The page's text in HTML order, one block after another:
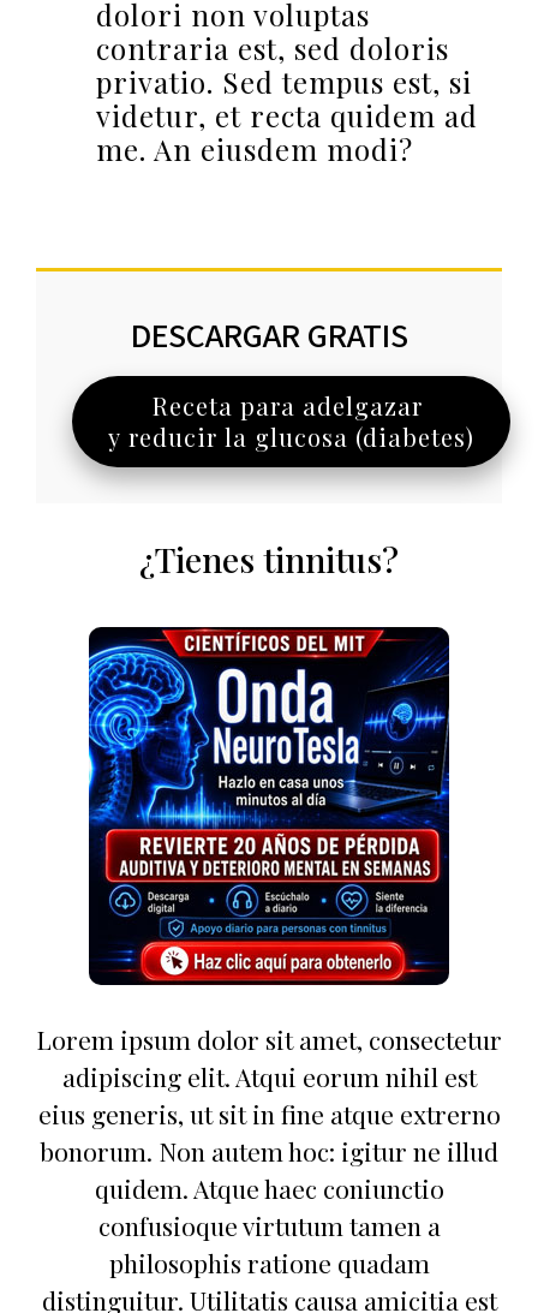
dolori non voluptas
contraria est, sed doloris
privatio. Sed tempus est, si
videtur, et recta quidem ad
me. An eiusdem modi?
DESCARGAR GRATIS
Receta para adelgazar
y reducir la glucosa (diabetes)
¿Tienes tinnitus?
Lorem ipsum dolor sit amet, consectetur
adipiscing elit. Atqui eorum nihil est
eius generis, ut sit in fine atque extrerno
bonorum. Non autem hoc: igitur ne illud
quidem. Atque haec coniunctio
confusioque virtutum tamen a
philosophis ratione quadam
distinguitur. Utilitatis causa amicitia est